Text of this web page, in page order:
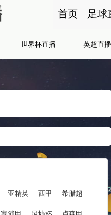
首页 足球
世界杯直播 英超直播
亚精英 西甲 希腊超